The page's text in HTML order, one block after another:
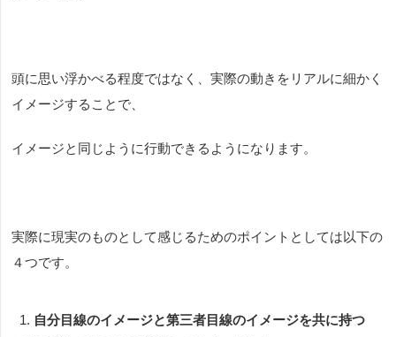
頭に思い浮かべる程度ではなく、実際の動きをリアルに細かく
イメージすることで、
イメージと同じように行動できるようになります。
実際に現実のものとして感じるためのポイントとしては以下の
４つです。
自分目線のイメージと第三者目線のイメージを共に持つ